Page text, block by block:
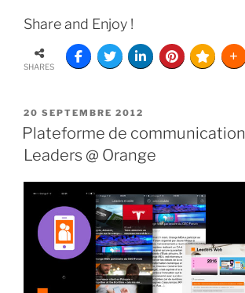
Share and Enjoy !
SHARES
20 SEPTEMBRE 2012
Plateforme de
Leaders @ Orange